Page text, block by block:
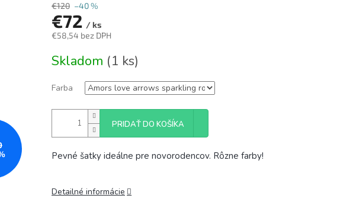
€120 –40 %
€72 / ks
€58,54 bez DPH
cena:
Skladom (1 ks)
Farba
PRIDAŤ DO KOŠÍKA
Pevné šatky ideálne pre novorodencov. Rôzne farby!
Detailné informácie